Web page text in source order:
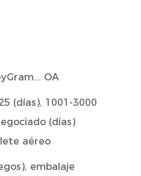
OA
(días), 1001-3000
(días)
aéreo
embalaje